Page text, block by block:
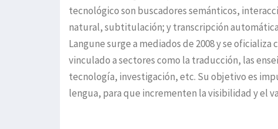
tecnológico son buscadores semánticos,
natural, subtitulación; y transcripción
Langune surge a mediados de 2008 y se
vinculado a sectores como la traducción, las
tecnología, investigación, etc. Su objetivo es
lengua, para que incrementen la visibilidad y el